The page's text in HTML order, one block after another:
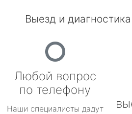
Выезд и
Любой вопрос
по телефону
Наши специалисты дадут